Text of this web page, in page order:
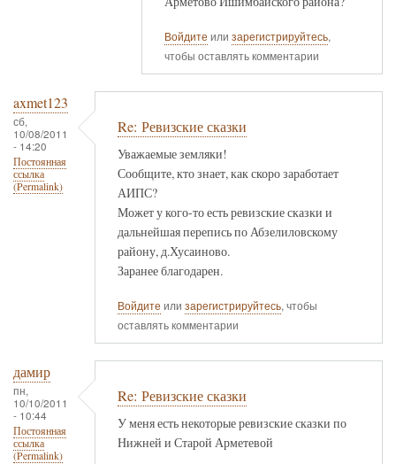
Войдите или зарегистрируйтесь,
чтобы оставлять комментарии
axmet123
сб,
10/08/2011
- 14:20
Постоянная
ссылка
(Permalink)
Re: Ревизские сказки
Уважаемые земляки!
Сообщите, кто знает, как скоро заработает
АИПС?
Может у кого-то есть ревизские сказки и
дальнейшая перепись по Абзелиловскому
району, д.Хусаиново.
Заранее благодарен.
Войдите или зарегистрируйтесь, чтобы
оставлять комментарии
дамир
пн,
10/10/2011
- 10:44
Постоянная
ссылка
(Permalink)
Re: Ревизские сказки
У меня есть некоторые ревизские сказки по
Нижней и Старой Арметевой